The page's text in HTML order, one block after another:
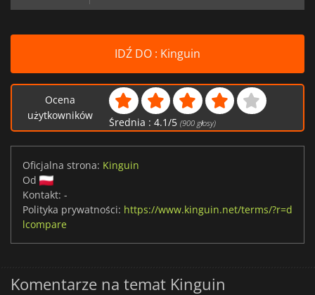
IDŹ DO : Kinguin
Ocena
użytkowników
Średnia : 4.1/5 (900głosy)
Oficjalna strona: Kinguin
Od
Kontakt: -
Polityka prywatności: https://www.kinguin.net/terms/?r=d
lcompare
Komentarze na temat Kinguin